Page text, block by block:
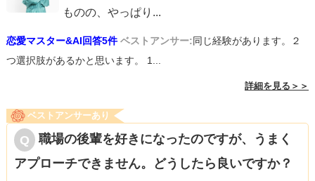
ものの、やっぱり ...
恋愛マスター&AI回答5件 ベストアンサー:同じ経験があります。２
つ選択肢があるかと思います。 1...
詳細を見る＞＞
ベストアンサーあり
職場の後輩を好きになったのですが、うまく
アプローチできません。どうしたら良いですか？